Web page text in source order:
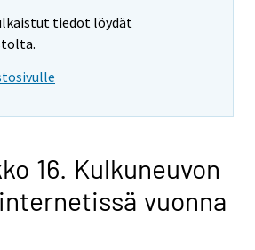
tiedot löydät
16. Kulkuneuvon
vuonna